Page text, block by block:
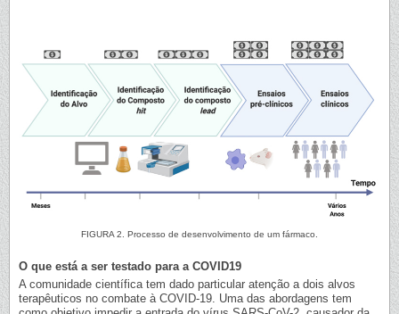
FIGURA 2. Processo de desenvolvimento de um fármaco.
O que está a ser testado para a COVID19
A comunidade científica tem dado particular atenção a dois alvos
terapêuticos no combate à COVID-19. Uma das abordagens tem